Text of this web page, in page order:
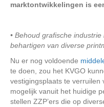
marktontwikkelingen is
• Behoud grafische
behartigen van diverse
Nu er nog voldoende
te doen, zou het KVGO
vestigingsplaats te
mogelijk vanuit het huidige
stellen ZZP’ers die op